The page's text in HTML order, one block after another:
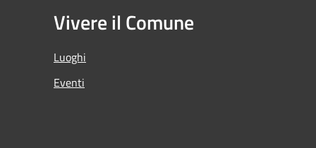
Vivere il Comune
Luoghi
Eventi